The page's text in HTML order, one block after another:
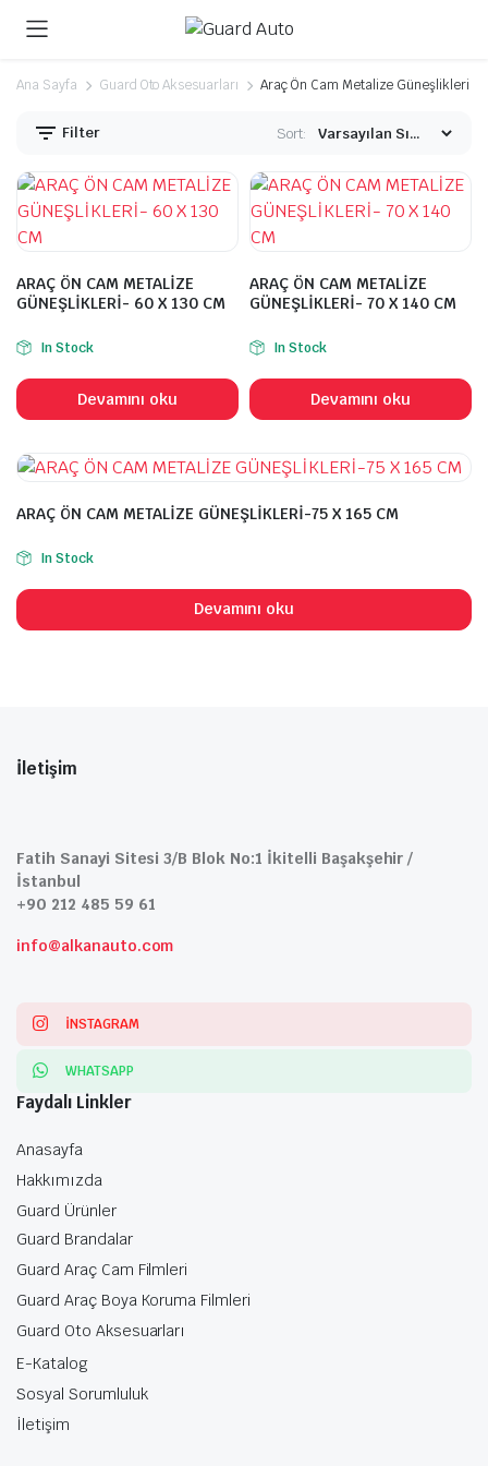
Ana Sayfa Guard Oto Aksesuarları Araç Ön Cam Metalize Güneşlikleri
Filter Sort:
ARAÇ ÖN CAM METALİZE
GÜNEŞLİKLERİ- 60 X 130 CM
In Stock
Devamını oku
ARAÇ ÖN CAM METALİZE
GÜNEŞLİKLERİ- 70 X 140 CM
In Stock
Devamını oku
ARAÇ ÖN CAM METALİZE GÜNEŞLİKLERİ-75 X 165 CM
In Stock
Devamını oku
İletişim
Fatih Sanayi Sitesi 3/B Blok No:1 İkitelli Başakşehir /
İstanbul
+90 212 485 59 61
info@alkanauto.com
INSTAGRAM
WHATSAPP
Faydalı Linkler
Anasayfa
Hakkımızda
Guard Ürünler
Guard Brandalar
Guard Araç Cam Filmleri
Guard Araç Boya Koruma Filmleri
Guard Oto Aksesuarları
E-Katalog
Sosyal Sorumluluk
İletişim